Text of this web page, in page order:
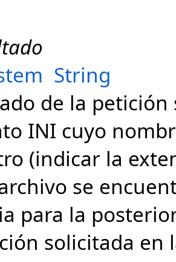
String
de la
INI cuyo
(indicar la
se
para la
solicitada en